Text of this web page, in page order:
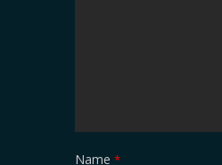
Name *